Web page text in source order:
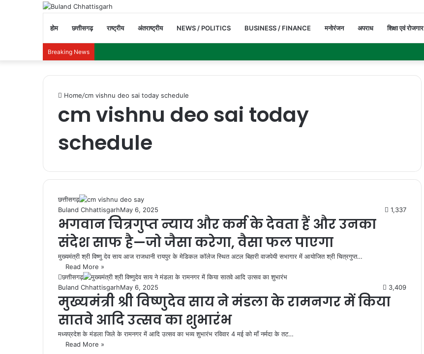
होम छत्तीसगढ़ राष्ट्रीय अंतराष्ट्रीय NEWS / POLITICS BUSINESS / FINANCE मनोरंजन अपराध शिक्षा एवं रोजगार
Breaking News
Home/cm vishnu deo sai today schedule
cm vishnu deo sai today
schedule
छत्तीसगढ़
Buland ChhattisgarhMay 6, 2025 1,337
भगवान चित्रगुप्त न्याय और कर्म के देवता हैं और उनका
संदेश साफ है—जो जैसा करेगा, वैसा फल पाएगा
मुख्यमंत्री श्री विष्णु देव साय आज राजधानी रायपुर के मेडिकल कॉलेज स्थित अटल बिहारी वाजपेयी सभागार में आयोजित श्री चित्रगुप्त…
Read More »
छत्तीसगढ़
Buland ChhattisgarhMay 6, 2025 3,409
मुख्यमंत्री श्री विष्णुदेव साय ने मंडला के रामनगर में किया
सातवे आदि उत्सव का शुभारंभ
मध्यप्रदेश के मंडला जिले के रामनगर में आदि उत्सव का भव्य शुभारंभ रविवार 4 मई को माँ नर्मदा के तट…
Read More »